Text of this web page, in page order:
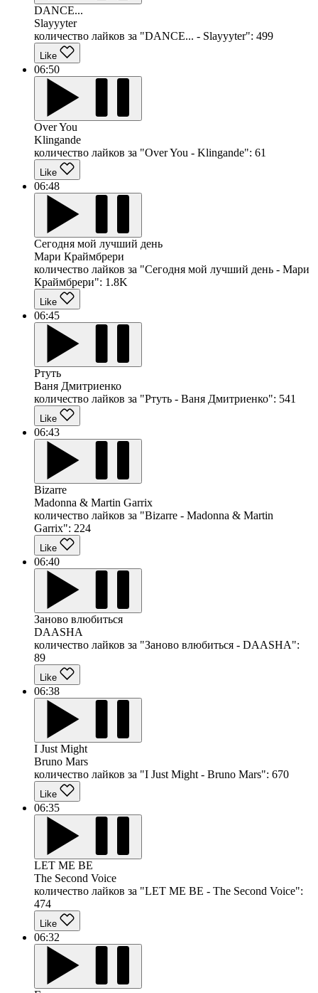
DANCE...
Slayyyter
количество лайков за "DANCE... - Slayyyter": 499
Like
06:50
Over You
Klingande
количество лайков за "Over You - Klingande": 61
Like
06:48
Сегодня мой лучший день
Мари Краймбрери
количество лайков за "Сегодня мой лучший день - Мари
Краймбрери": 1.8K
Like
06:45
Ртуть
Ваня Дмитриенко
количество лайков за "Ртуть - Ваня Дмитриенко": 541
Like
06:43
Bizarre
Madonna & Martin Garrix
количество лайков за "Bizarre - Madonna & Martin
Garrix": 224
Like
06:40
Заново влюбиться
DAASHA
количество лайков за "Заново влюбиться - DAASHA":
89
Like
06:38
I Just Might
Bruno Mars
количество лайков за "I Just Might - Bruno Mars": 670
Like
06:35
LET ME BE
The Second Voice
количество лайков за "LET ME BE - The Second Voice":
474
Like
06:32